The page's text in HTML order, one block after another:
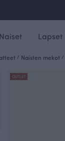
Naiset Lapset
/ Naisten mekot /
OUTLET